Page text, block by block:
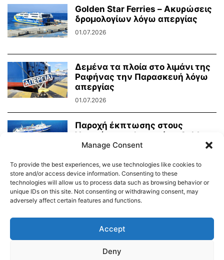
Golden Star Ferries – Ακυρώσεις
δρομολογίων λόγω απεργίας
01.07.2026
Δεμένα τα πλοία στο λιμάνι της
Ραφήνας την Παρασκευή λόγω
απεργίας
01.07.2026
Παροχή έκπτωσης στους
Υποψήφιους Φοιτητές – Golden
Star Ferries
Δημοτικό Λιμενικό Ταμείο Τήνου – Άνδρου
Manage Consent
To provide the best experiences, we use technologies like cookies to
store and/or access device information. Consenting to these
technologies will allow us to process data such as browsing behavior or
unique IDs on this site. Not consenting or withdrawing consent, may
adversely affect certain features and functions.
Accept
Deny